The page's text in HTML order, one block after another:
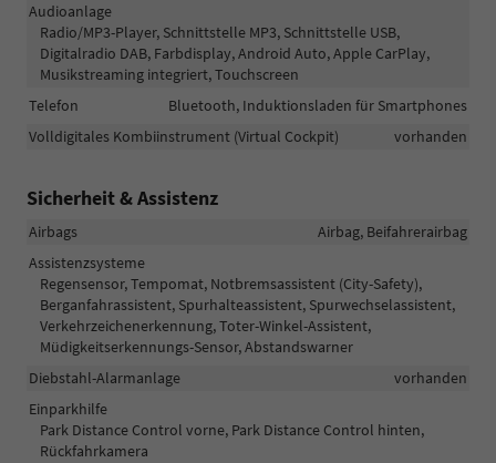
Audioanlage
Radio/MP3-Player, Schnittstelle MP3, Schnittstelle USB,
Digitalradio DAB, Farbdisplay, Android Auto, Apple CarPlay,
Musikstreaming integriert, Touchscreen
Telefon
Bluetooth, Induktionsladen für Smartphones
Volldigitales Kombiinstrument (Virtual Cockpit)
vorhanden
Sicherheit & Assistenz
Airbags
Airbag, Beifahrerairbag
Assistenzsysteme
Regensensor, Tempomat, Notbremsassistent (City-Safety),
Berganfahrassistent, Spurhalteassistent, Spurwechselassistent,
Verkehrzeichenerkennung, Toter-Winkel-Assistent,
Müdigkeitserkennungs-Sensor, Abstandswarner
Diebstahl-Alarmanlage
vorhanden
Einparkhilfe
Park Distance Control vorne, Park Distance Control hinten,
Rückfahrkamera